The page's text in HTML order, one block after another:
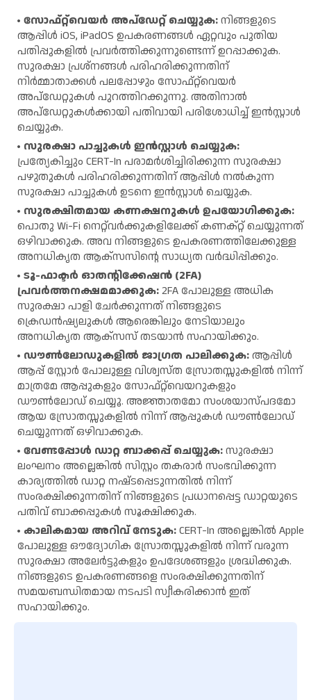
സോഫ്റ്റ്‌വെയർ അപ്‌ഡേറ്റ് ചെയ്യുക:നിങ്ങളുടെ
ആപ്പിൾ iOS, iPadOS ഉപകരണങ്ങൾ ഏറ്റവും പുതിയ
പതിപ്പുകളിൽ പ്രവർത്തിക്കുന്നുണ്ടെന്ന് ഉറപ്പാക്കുക.
സുരക്ഷാ പ്രശ്‌നങ്ങൾ പരിഹരിക്കുന്നതിന്
നിർമ്മാതാക്കൾ പലപ്പോഴും സോഫ്റ്റ്‌വെയർ
അപ്‌ഡേറ്റുകൾ പുറത്തിറക്കുന്നു. അതിനാൽ
അപ്‌ഡേറ്റുകൾക്കായി പതിവായി പരിശോധിച്ച് ഇൻസ്റ്റാൾ
ചെയ്യുക.
സുരക്ഷാ പാച്ചുകൾ ഇൻസ്റ്റാൾ ചെയ്യുക:
പ്രത്യേകിച്ചും CERT-In പരാമർശിച്ചിരിക്കുന്ന സുരക്ഷാ
പഴുതുകൾ പരിഹരിക്കുന്നതിന് ആപ്പിൾ നൽകുന്ന
സുരക്ഷാ പാച്ചുകൾ ഉടനെ ഇൻസ്റ്റാൾ ചെയ്യുക.
സുരക്ഷിതമായ കണക്ഷനുകൾ ഉപയോഗിക്കുക:
പൊതു Wi-Fi നെറ്റ്‌വർക്കുകളിലേക്ക് കണക്‌റ്റ് ചെയ്യുന്നത്
ഒഴിവാക്കുക. അവ നിങ്ങളുടെ ഉപകരണത്തിലേക്കുള്ള
അനധികൃത ആക്‌സസിന്റെ സാധ്യത വർദ്ധിപ്പിക്കും.
ടൂ-ഫാക്ടർ ഓതന്റിക്കേഷൻ (2FA)
പ്രവർത്തനക്ഷമമാക്കുക:2FA പോലുള്ള അധിക
സുരക്ഷാ പാളി ചേർക്കുന്നത് നിങ്ങളുടെ
ക്രെഡൻഷ്യലുകൾ ആരെങ്കിലും നേടിയാലും
അനധികൃത ആക്സസ് തടയാൻ സഹായിക്കും.
ഡൗൺലോഡുകളിൽ ജാഗ്രത പാലിക്കുക:ആപ്പിൾ
ആപ്പ് സ്റ്റോർ പോലുള്ള വിശ്വസ്ത സ്രോതസ്സുകളിൽ നിന്ന്
മാത്രമേ ആപ്പുകളും സോഫ്‌റ്റ്‌വെയറുകളും
ഡൗൺലോഡ് ചെയ്യൂ. അജ്ഞാതമോ സംശയാസ്പദമോ
ആയ സ്രോതസ്സുകളിൽ നിന്ന് ആപ്പുകൾ ഡൗൺലോഡ്
ചെയ്യുന്നത് ഒഴിവാക്കുക.
വേണ്ടപ്പോൾ ഡാറ്റ ബാക്കപ്പ് ചെയ്യുക:സുരക്ഷാ
ലംഘനം അല്ലെങ്കിൽ സിസ്റ്റം തകരാർ സംഭവിക്കുന്ന
കാര്യത്തിൽ ഡാറ്റ നഷ്‌ടപ്പെടുന്നതിൽ നിന്ന്
സംരക്ഷിക്കുന്നതിന് നിങ്ങളുടെ പ്രധാനപ്പെട്ട ഡാറ്റയുടെ
പതിവ് ബാക്കപ്പുകൾ സൂക്ഷിക്കുക.
കാലികമായ അറിവ് നേടുക:CERT-In അല്ലെങ്കിൽ Apple
പോലുള്ള ഔദ്യോഗിക സ്രോതസ്സുകളിൽ നിന്ന് വരുന്ന
സുരക്ഷാ അലേർട്ടുകളും ഉപദേശങ്ങളും ശ്രദ്ധിക്കുക.
നിങ്ങളുടെ ഉപകരണങ്ങളെ സംരക്ഷിക്കുന്നതിന്
സമയബന്ധിതമായ നടപടി സ്വീകരിക്കാൻ ഇത്
സഹായിക്കും.